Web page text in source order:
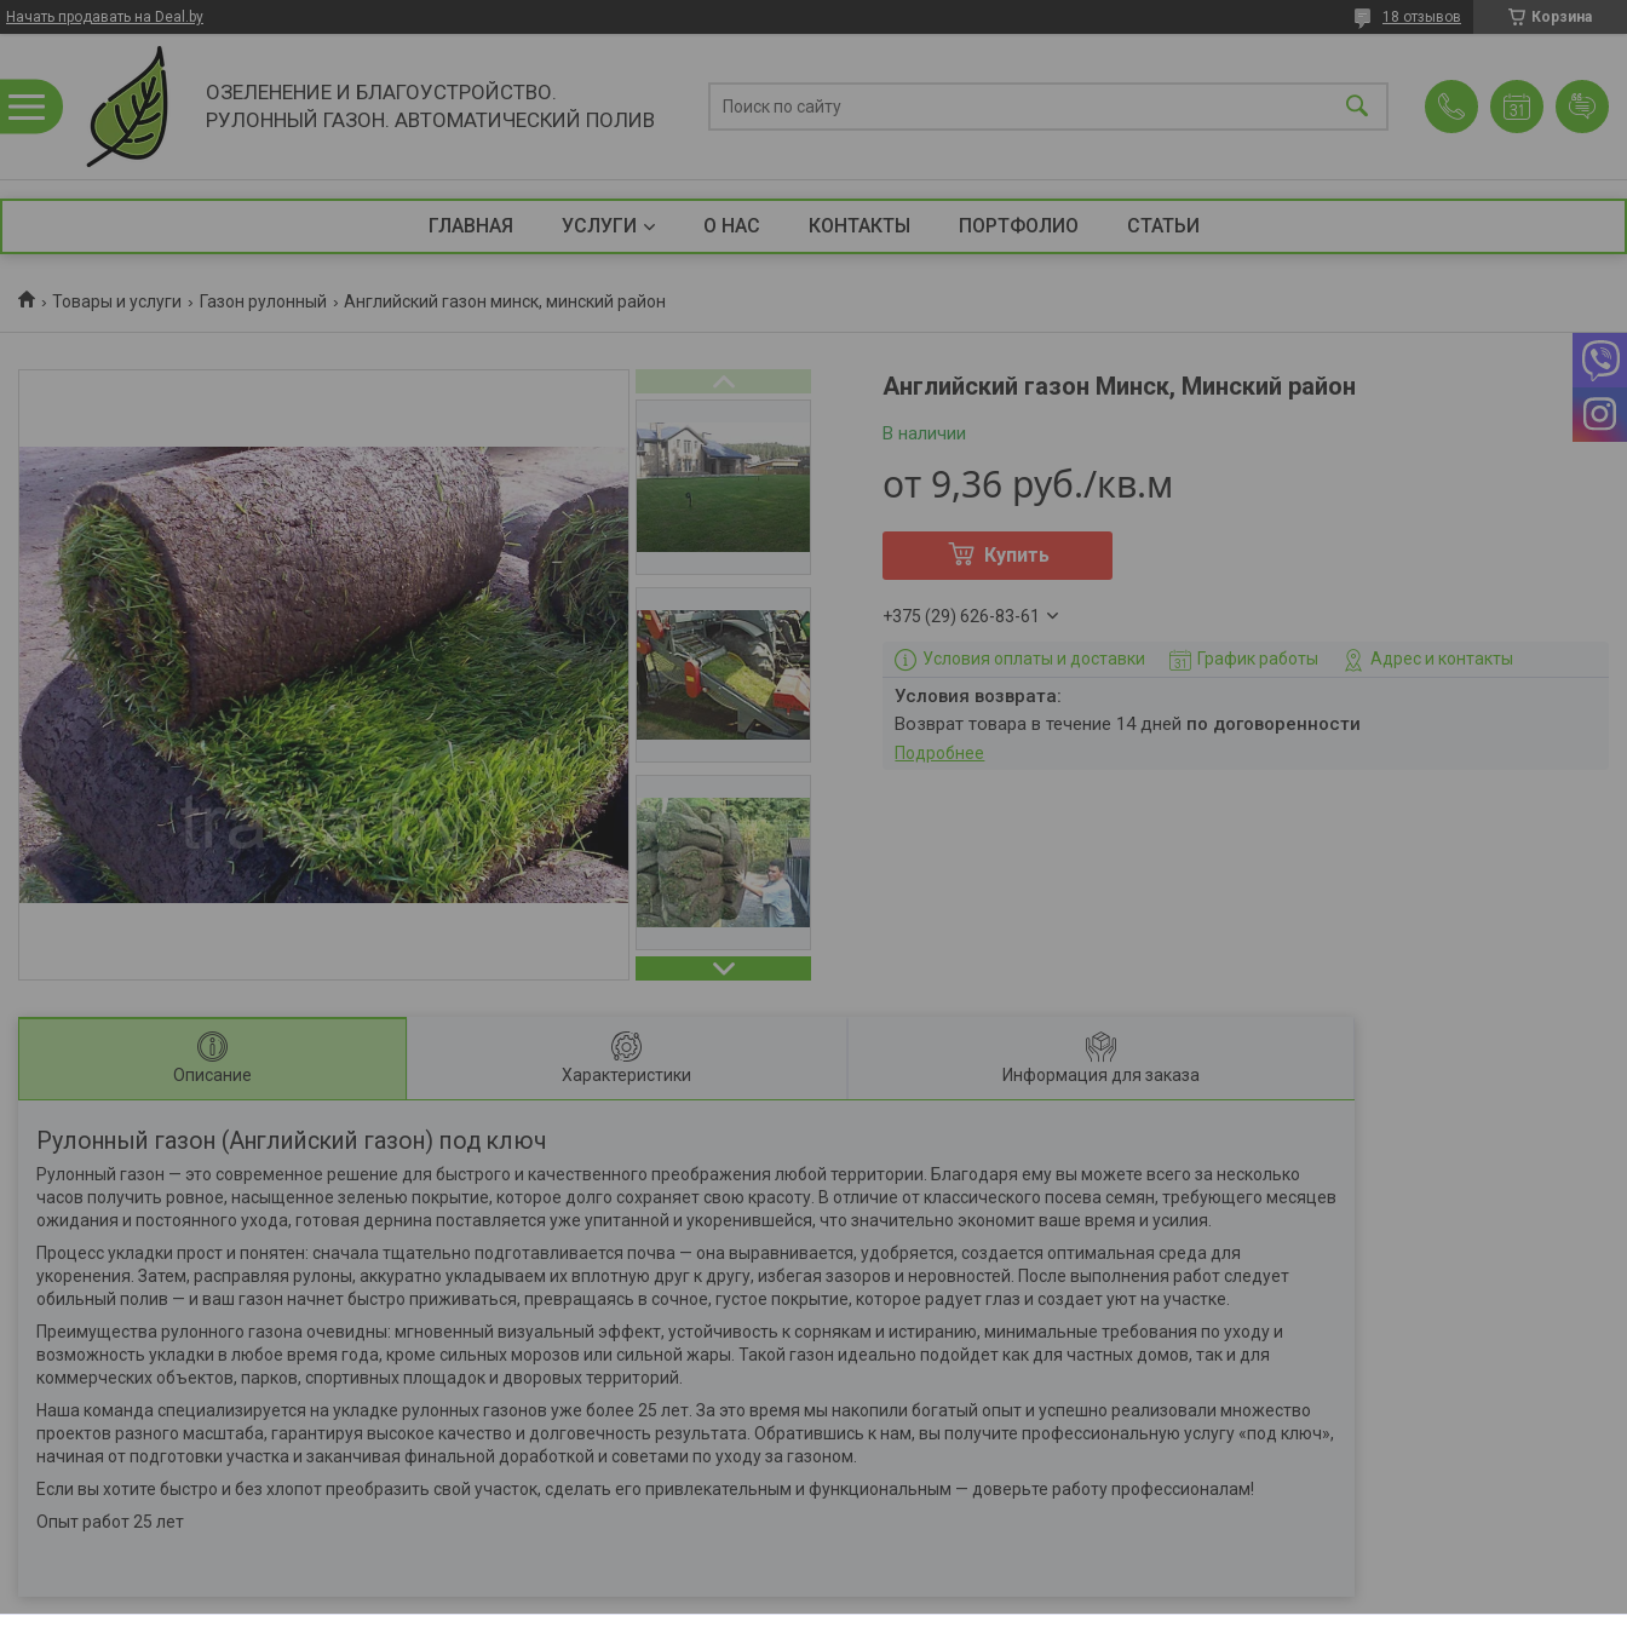
Начать продавать на Deal.by Корзина
18 отзывов
ОЗЕЛЕНЕНИЕ И БЛАГОУСТРОЙСТВО.
РУЛОННЫЙ ГАЗОН. АВТОМАТИЧЕСКИЙ ПОЛИВ
ГЛАВНАЯ УСЛУГИ О НАС КОНТАКТЫ ПОРТФОЛИО СТАТЬИ
Товары и услуги Газон рулонный Английский газон минск, минский район
Английский газон Минск, Минский район
В наличии
от 9,36 руб./кв.м
Купить
+375 (29) 626-83-61
Условия оплаты и доставки График работы Адрес и контакты
возврат товара в течение 14 дней по договоренности
Подробнее
Описание Характеристики Информация для заказа
Рулонный газон (Английский газон) под ключ
Рулонный газон — это современное решение для быстрого и качественного преображения любой территории. Благодаря ему вы можете всего за несколько
часов получить ровное, насыщенное зеленью покрытие, которое долго сохраняет свою красоту. В отличие от классического посева семян, требующего месяцев
ожидания и постоянного ухода, готовая дернина поставляется уже упитанной и укоренившейся, что значительно экономит ваше время и усилия.
Процесс укладки прост и понятен: сначала тщательно подготавливается почва — она выравнивается, удобряется, создается оптимальная среда для
укоренения. Затем, расправляя рулоны, аккуратно укладываем их вплотную друг к другу, избегая зазоров и неровностей. После выполнения работ следует
обильный полив — и ваш газон начнет быстро приживаться, превращаясь в сочное, густое покрытие, которое радует глаз и создает уют на участке.
Преимущества рулонного газона очевидны: мгновенный визуальный эффект, устойчивость к сорнякам и истиранию, минимальные требования по уходу и
возможность укладки в любое время года, кроме сильных морозов или сильной жары. Такой газон идеально подойдет как для частных домов, так и для
коммерческих объектов, парков, спортивных площадок и дворовых территорий.
Наша команда специализируется на укладке рулонных газонов уже более 25 лет. За это время мы накопили богатый опыт и успешно реализовали множество
проектов разного масштаба, гарантируя высокое качество и долговечность результата. Обратившись к нам, вы получите профессиональную услугу «под ключ»,
начиная от подготовки участка и заканчивая финальной доработкой и советами по уходу за газоном.
Если вы хотите быстро и без хлопот преобразить свой участок, сделать его привлекательным и функциональным — доверьте работу профессионалам!
Опыт работ 25 лет